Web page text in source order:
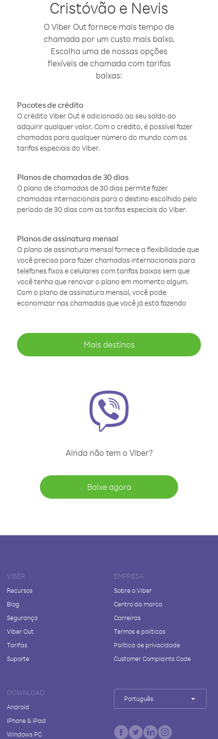
Cristóvão e Nevis
O Viber Out fornece mais tempo de
chamada por um custo mais baixo.
Escolha uma de nossas opções
flexíveis de chamada com tarifas
baixas:
Pacotes de crédito
O crédito Viber Out é adicionado ao seu saldo ao
adquirir qualquer valor. Com o crédito, é possível fazer
chamadas para qualquer número do mundo com as
tarifas especiais do Viber.
Planos de chamadas de 30 dias
O plano de chamadas de 30 dias permite fazer
chamadas internacionais para o destino escolhido pelo
período de 30 dias com as tarifas especiais do Viber.
Planos de assinatura mensal
O plano de assinatura mensal fornece a flexibilidade que
você precisa para fazer chamadas internacionais para
telefones fixos e celulares com tarifas baixas sem que
você tenha que renovar o plano em momento algum.
Com o plano de assinatura mensal, você pode
economizar nas chamadas que você já está fazendo
Mais destinos
Ainda não tem o Viber?
Baixe agora
VIBER
Recursos
Blog
Segurança
Viber Out
Tarifas
Suporte
EMPRESA
Sobre o Viber
Centro da marca
Carreiras
Termos e políticas
Política de privacidade
Customer Complaints Code
DOWNLOAD
Android
iPhone & iPad
Windows PC
Português